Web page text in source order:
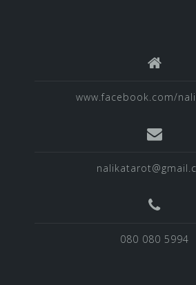
www.facebook.com/
080 080 5994